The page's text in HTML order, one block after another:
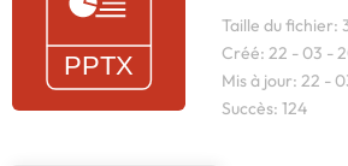
Taille du fichier:
Créé: 22 - 03 -
Mis à jour: 22 -
Succès: 124